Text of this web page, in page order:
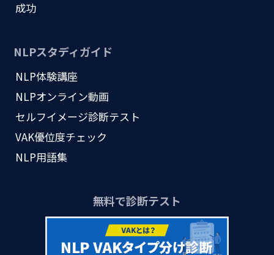
成功
NLPスタディガイド
NLP体験講座
NLPオンライン動画
セルフイメージ診断テスト
VAK優位度チェック
NLP用語集
無料で診断テスト